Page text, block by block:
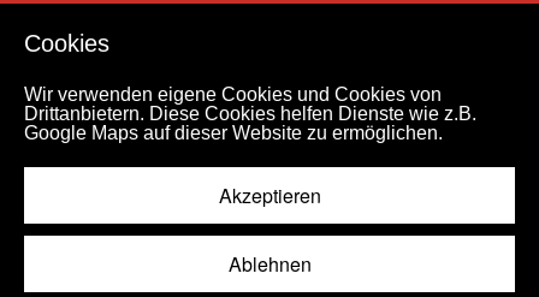
Cookies
Wir verwenden eigene Cookies und Cookies von
Drittanbietern. Diese Cookies helfen Dienste wie z.B.
Google Maps auf dieser Website zu ermöglichen.
Akzeptieren
Ablehnen
Impressum
© 2026